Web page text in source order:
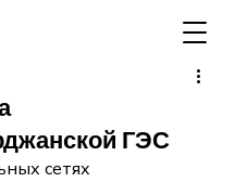
ГЭС
сетях